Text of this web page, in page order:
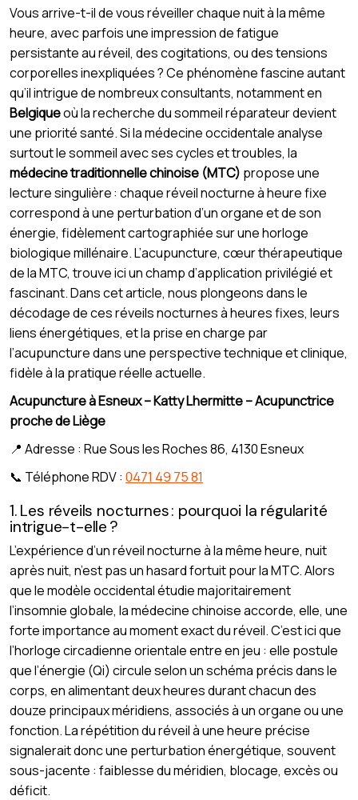
Vous arrive-t-il de vous réveiller chaque nuit à la même
heure, avec parfois une impression de fatigue
persistante au réveil, des cogitations, ou des tensions
corporelles inexpliquées ? Ce phénomène fascine autant
qu’il intrigue de nombreux consultants, notamment en
Belgiqueoù la recherche du sommeil réparateur devient
une priorité santé. Si la médecine occidentale analyse
surtout le sommeil avec ses cycles et troubles, la
médecine traditionnelle chinoise (MTC) propose une
lecture singulière : chaque réveil nocturne à heure fixe
correspond à une perturbation d’un organe et de son
énergie, fidèlement cartographiée sur une horloge
biologique millénaire. L’acupuncture, cœur thérapeutique
de la MTC, trouve ici un champ d’application privilégié et
fascinant. Dans cet article, nous plongeons dans le
décodage de ces réveils nocturnes à heures fixes, leurs
liens énergétiques, et la prise en charge par
l’acupuncture dans une perspective technique et clinique,
fidèle à la pratique réelle actuelle.
Acupuncture à Esneux – Katty Lhermitte – Acupunctrice
proche de Liège
📍 Adresse : Rue Sous les Roches 86, 4130 Esneux
📞 Téléphone RDV : 0471 49 75 81
1. Les réveils nocturnes : pourquoi la régularité
intrigue-t-elle ?
L’expérience d’un réveil nocturne à la même heure, nuit
après nuit, n’est pas un hasard fortuit pour la MTC. Alors
que le modèle occidental étudie majoritairement
l’insomnie globale, la médecine chinoise accorde, elle, une
forte importance au moment exact du réveil. C’est ici que
l’horloge circadienne orientale entre en jeu : elle postule
que l’énergie (Qi) circule selon un schéma précis dans le
corps, en alimentant deux heures durant chacun des
douze principaux méridiens, associés à un organe ou une
fonction. La répétition du réveil à une heure précise
signalerait donc une perturbation énergétique, souvent
sous-jacente : faiblesse du méridien, blocage, excès ou
déficit.